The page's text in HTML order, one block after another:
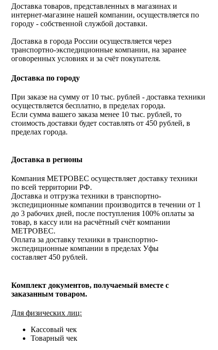
Доставка товаров, представленных в магазинах и
интернет-магазине нашей компании, осуществляется по
городу - собственной службой доставки.
Доставка в города России осуществляется через
транспортно-экспедиционные компании, на заранее
оговоренных условиях и за счёт покупателя.
Доставка по городу
При заказе на сумму от 10 тыс. рублей - доставка техники
осуществляется бесплатно, в пределах города.
Если сумма вашего заказа менее 10 тыс. рублей, то
стоимость доставки будет составлять от 450 рублей, в
пределах города.
Доставка в регионы
Компания МЕТРОВЕС осуществляет доставку техники
по всей территории РФ.
Доставка и отгрузка техники в транспортно-
экспедиционные компании производится в течении от 1
до 3 рабочих дней, после поступления 100% оплаты за
товар, в кассу или на расчётный счёт компании
МЕТРОВЕС.
Оплата за доставку техники в транспортно-
экспедиционные компании в пределах Уфы
составляет 450 рублей.
Комплект документов, получаемый вместе с
заказанным товаром.
Для физических лиц:
Кассовый чек
Товарный чек